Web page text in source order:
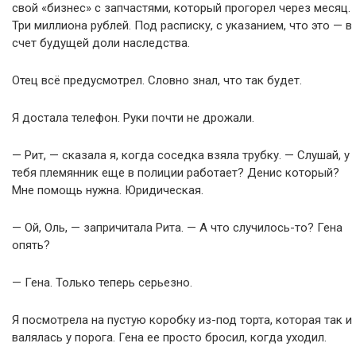
свой «бизнес» с запчастями, который прогорел через месяц.
Три миллиона рублей. Под расписку, с указанием, что это — в
счет будущей доли наследства.
Отец всё предусмотрел. Словно знал, что так будет.
Я достала телефон. Руки почти не дрожали.
— Рит, — сказала я, когда соседка взяла трубку. — Слушай, у
тебя племянник еще в полиции работает? Денис который?
Мне помощь нужна. Юридическая.
— Ой, Оль, — запричитала Рита. — А что случилось-то? Гена
опять?
— Гена. Только теперь серьезно.
Я посмотрела на пустую коробку из-под торта, которая так и
валялась у порога. Гена ее просто бросил, когда уходил.